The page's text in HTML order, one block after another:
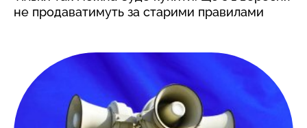
не продаватимуть за старими правилами